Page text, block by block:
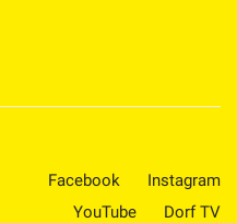
Facebook
Instagram
YouTube
Dorf TV